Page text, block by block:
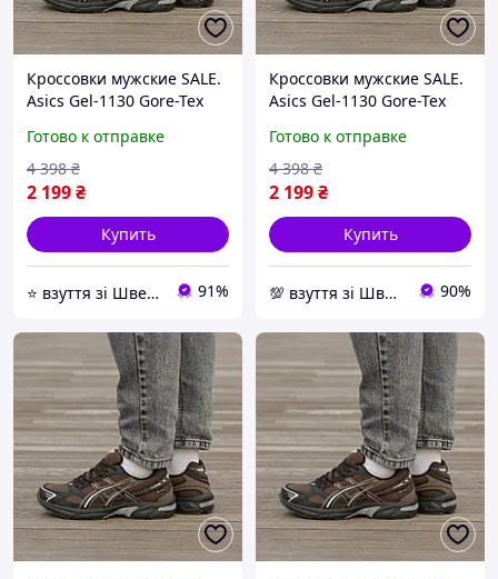
Кроссовки мужские SALE.
Asics Gel-1130 Gore-Tex
размер
Готово к отправке
2 199₴
4 398 ₴
Купить
⭐️ взуття зі Швеції, миттєво 🚚💨 без передоплат 91%
Кроссовки мужские SALE.
Asics Gel-1130 Gore-Tex
размер
Готово к отправке
2 199₴
4 398 ₴
Купить
💯 взуття зі Швеції, миттєво 🚚💨 без передоплат 90%